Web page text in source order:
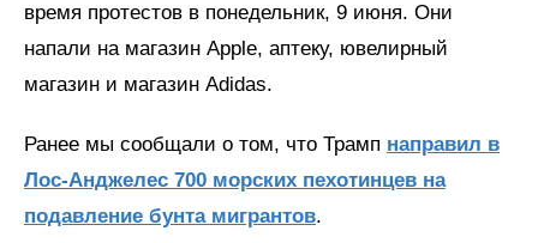
время протестов в понедельник, 9 июня. Они
напали на магазин Apple, аптеку, ювелирный
магазин и магазин Adidas.
Ранее мы сообщали о том, что Трамп направил в
Лос-Анджелес 700 морских пехотинцев на
подавление бунта мигрантов.